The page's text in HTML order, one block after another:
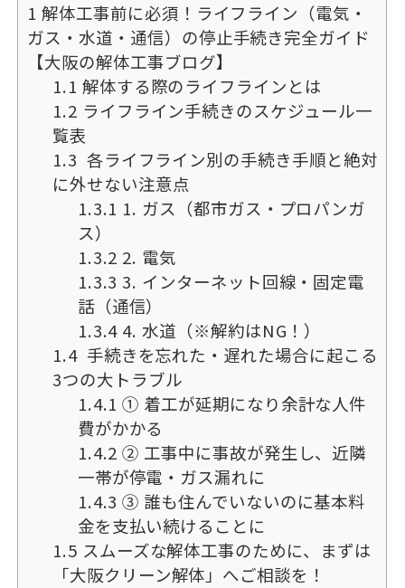
1 解体工事前に必須！ライフライン（電気・
ガス・水道・通信）の停止手続き完全ガイド
【大阪の解体工事ブログ】
1.1 解体する際のライフラインとは
1.2 ライフライン手続きのスケジュール一
覧表
1.3 各ライフライン別の手続き手順と絶対
に外せない注意点
1.3.1 1. ガス（都市ガス・プロパンガ
ス）
1.3.2 2. 電気
1.3.3 3. インターネット回線・固定電
話（通信）
1.3.4 4. 水道（※解約はNG！）
1.4手続きを忘れた・遅れた場合に起こる
3つの大トラブル
1.4.1 ① 着工が延期になり余計な人件
費がかかる
1.4.2 ② 工事中に事故が発生し、近隣
一帯が停電・ガス漏れに
1.4.3 ③ 誰も住んでいないのに基本料
金を支払い続けることに
1.5 スムーズな解体工事のために、まずは
「大阪クリーン解体」へご相談を！